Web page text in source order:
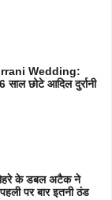
Wedding:
साल छोटे आदिल दुर्रानी
के डबल अटैक ने
पर बार इतनी ठंड